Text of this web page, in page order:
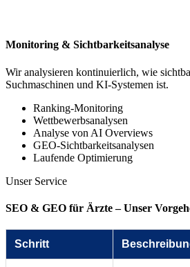
Monitoring & Sichtbarkeitsanalyse
Wir analysieren kontinuierlich, wie
Suchmaschinen und KI-Systemen ist.
Ranking-Monitoring
Wettbewerbsanalysen
Analyse von AI Overviews
GEO-Sichtbarkeitsanalysen
Laufende Optimierung
Unser Service
SEO & GEO für Ärzte – Unser
Schritt